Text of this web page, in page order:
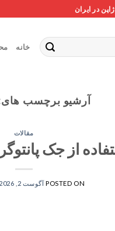
در ایران
خانه
آرشیو برچسب
مقالات
از جک
POSTED ONآگوست 2, 2026